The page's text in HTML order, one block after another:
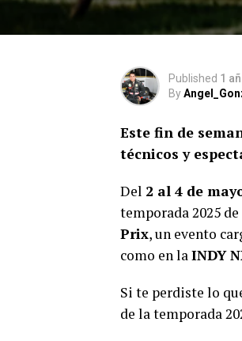
Published 1
By
Este fin de
técnicos y
Del 2 al 4 de
temporada 2025
Prix, un evento
como en laINDY
Si te perdiste lo
de la temporada